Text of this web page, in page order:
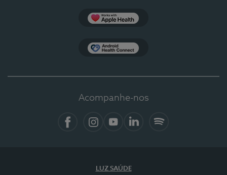
Acompanhe-nos
LUZ SAÚDE